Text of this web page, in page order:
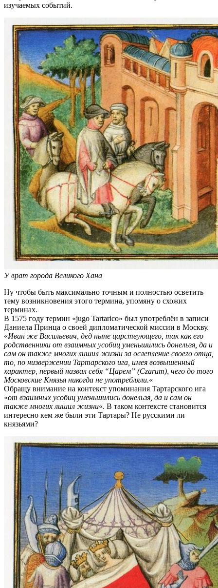
изучаемых событий.
У врат города Великого Хана
Ну чтобы быть максимально точным и полностью осветить
тему возникновения этого термина, упомяну о схожих
терминах.
В 1575 году термин «jugo Tartarico» был употреблён в записи
Даниела Принца о своей дипломатической миссии в Москву.
«Иван же Васильевич, дед ныне царствующего, так как его
родственники от взаимных усобиц уменьшились донельзя, да и
сам он также многих лишил жизни за ослепление своего отца,
то, по низвержении Тартарского ига, имея возвышенный
характер, первый назвал себя “Царем” (Czarum), чего до того
Московские Князья никогда не употребляли.«
Обращу внимание на контекст упоминания Тартарского ига
«от взаимных усобиц уменьшились донельзя, да и сам он
также многих лишил жизни«. В таком контексте становится
интересно кем же были эти Тартары? Не русскими ли
князьями?